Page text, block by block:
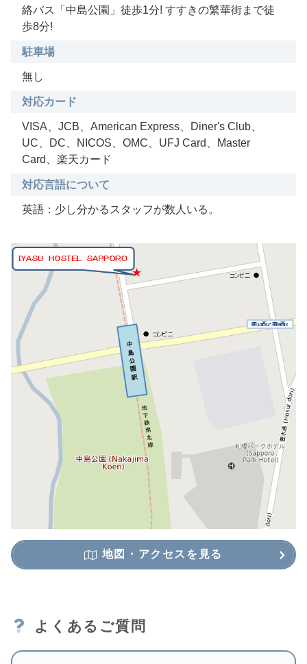
絡バス「中島公園」徒歩1分! すすきの繁華街まで徒
歩8分!
駐車場
無し
対応カード
VISA、JCB、American Express、Diner's Club、
UC、DC、NICOS、OMC、UFJ Card、Master
Card、楽天カード
対応言語について
英語：少し分かるスタッフが数人いる。
地図・アクセスを見る
よくあるご質問